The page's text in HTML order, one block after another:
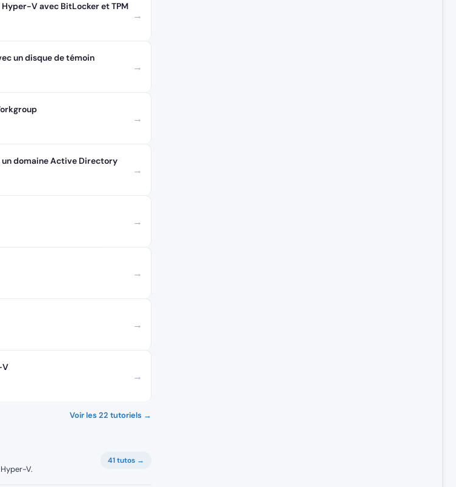
V avec BitLocker et TPM
→
un disque de témoin
→
→
domaine Active Directory
→
→
→
→
V
→
Voir les 22 tutoriels →
V.
41 tutos →